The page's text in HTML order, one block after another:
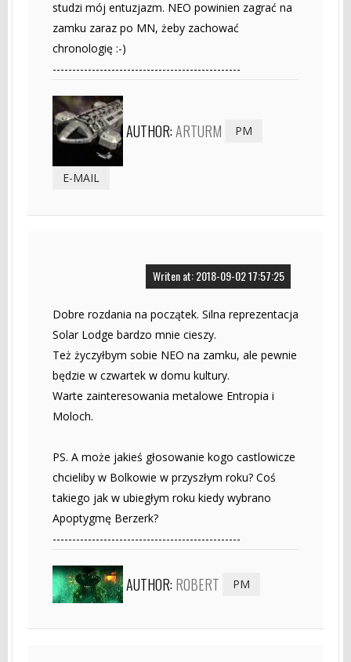
studzi mój entuzjazm. NEO powinien zagrać na
zamku zaraz po MN, żeby zachować
chronologię :-)
------------------------------------------------
AUTHOR:ARTURM PM
E-MAIL
Writen at: 2018-09-02 17:57:25
Dobre rozdania na początek. Silna reprezentacja
Solar Lodge bardzo mnie cieszy.
Też życzyłbym sobie NEO na zamku, ale pewnie
będzie w czwartek w domu kultury.
Warte zainteresowania metalowe Entropia i
Moloch.
PS. A może jakieś głosowanie kogo castlowicze
chcieliby w Bolkowie w przyszłym roku? Coś
takiego jak w ubiegłym roku kiedy wybrano
Apoptygmę Berzerk?
------------------------------------------------
AUTHOR: ROBERT PM